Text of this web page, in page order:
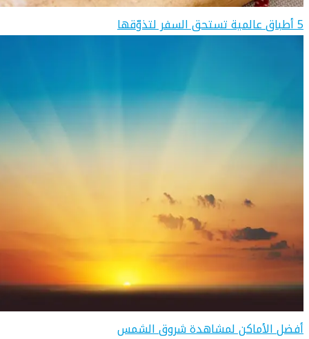
5 أطباق عالمية تستحق السفر لتذوّقها
أفضل الأماكن لمشاهدة شروق الشمس